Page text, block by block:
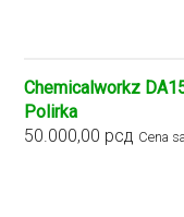
Chemicalworkz
Polirka
50.000,00 рсд Cena